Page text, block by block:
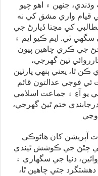
وڌندي، جنهن ۾ اهو چيو
قيام واري مشق کي نه
کي مڃتا ڏيارڻ جي
ٿي. ايم ڪيو ايم ۽
هجڻ جي ڪري چاهين پيون
ٿيڻ گھرجي،
ٿا، يعني ٻنهي پارٽين
فوجي عدالتون قائم
يو آءِ ۽ جماعت اسلامي
ختم ٿيڻ گھرجي،
آپريشن کان هاڻوڪي
کي چٿڻ جي ڪوشش ٿيندي
دنيا جي سگهاري ۽
جتي چاهين ٿا،